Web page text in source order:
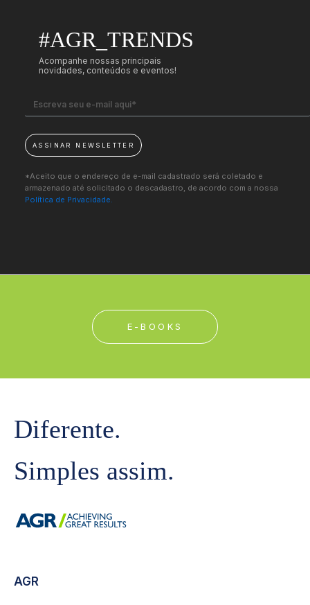
#AGR_TRENDS
Acompanhe nossas principais
novidades, conteúdos e eventos!
ASSINAR NEWSLETTER
*Aceito que o endereço de e-mail cadastrado será coletado e
armazenado até solicitado o descadastro, de acordo com a nossa
Política de Privacidade.
E-BOOKS
Diferente.
Simples assim.
AGR